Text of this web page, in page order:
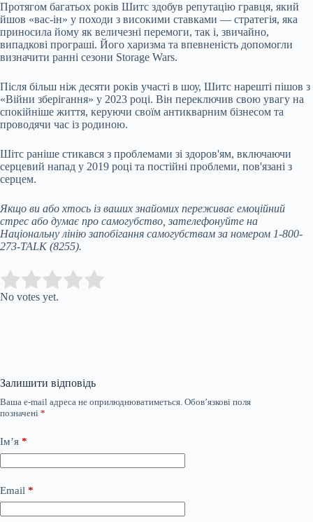
Протягом багатьох років Шитс здобув репутацію гравця, який
йшов «вас-ін» у походи з високими ставками — стратегія, яка
приносила йому як величезні перемоги, так і, звичайно,
випадкові програші. Його харизма та впевненість допомогли
визначити ранні сезони Storage Wars.
Після більш ніж десяти років участі в шоу, Шитс нарешті пішов з
«Війни зберігання» у 2023 році. Він переключив свою увагу на
спокійніше життя, керуючи своїм антикварним бізнесом та
проводячи час із родиною.
Шітс раніше стикався з проблемами зі здоров'ям, включаючи
серцевий напад у 2019 році та постійні проблеми, пов'язані з
серцем.
Якщо ви або хтось із ваших знайомих переживає емоційний
стрес або думає про самогубство, зателефонуйте на
Національну лінію запобігання самогубствам за номером 1-800-
273-TALK (8255).
Rate this item:
No votes yet.
Залишити відповідь
Ваша e-mail адреса не оприлюднюватиметься. Обов’язкові поля
позначені *
Ім’я *
Email *